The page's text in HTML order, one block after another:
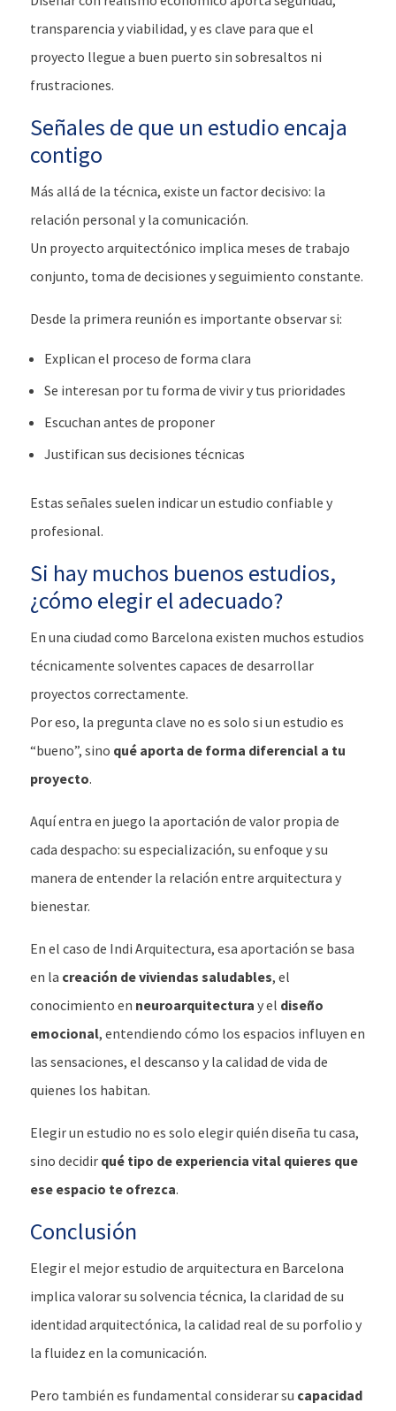
transparencia y viabilidad, y es clave para que el
proyecto llegue a buen puerto sin sobresaltos ni
frustraciones.
Señales de que un estudio encaja
contigo
Más allá de la técnica, existe un factor decisivo: la
relación personal y la comunicación.
Un proyecto arquitectónico implica meses de trabajo
conjunto, toma de decisiones y seguimiento constante.
Desde la primera reunión es importante observar si:
Explican el proceso de forma clara
Se interesan por tu forma de vivir y tus prioridades
Escuchan antes de proponer
Justifican sus decisiones técnicas
Estas señales suelen indicar un estudio confiable y
profesional.
Si hay muchos buenos estudios,
¿cómo elegir el adecuado?
En una ciudad como Barcelona existen muchos estudios
técnicamente solventes capaces de desarrollar
proyectos correctamente.
Por eso, la pregunta clave no es solo si un estudio es
“bueno”, sino qué aporta de forma diferencial a tu
proyecto.
Aquí entra en juego la aportación de valor propia de
cada despacho: su especialización, su enfoque y su
manera de entender la relación entre arquitectura y
bienestar.
En el caso de Indi Arquitectura, esa aportación se basa
en la creación de viviendas saludables, el
conocimiento en neuroarquitectura y el diseño
emocional, entendiendo cómo los espacios influyen en
las sensaciones, el descanso y la calidad de vida de
quienes los habitan.
Elegir un estudio no es solo elegir quién diseña tu casa,
sino decidir qué tipo de experiencia vital quieres que
ese espacio te ofrezca.
Conclusión
Elegir el mejor estudio de arquitectura en Barcelona
implica valorar su solvencia técnica, la claridad de su
identidad arquitectónica, la calidad real de su porfolio y
la fluidez en la comunicación.
Pero también es fundamental considerar su capacidad